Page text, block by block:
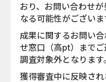
おり、お問い合わせ
なる可能性がございま
成果に関するお問い
せ窓口（高pt）まで
調査対象外となります
獲得審査中に反映さ